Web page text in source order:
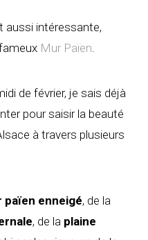
aussi intéressante,
Mur Païen.
de février, je sais déjà
pour saisir la beauté
à travers plusieurs
païen enneigé, de la
, de la plaine